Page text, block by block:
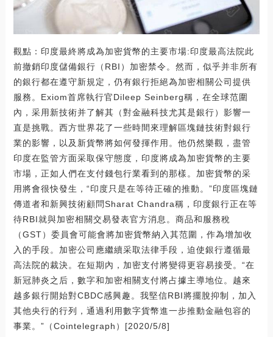
觀點：印度最終將成為加密貨幣的主要市場:印度最高法院此
前撤銷印度儲備銀行（RBI）加密禁令。然而，似乎并非所有
的銀行都在遵守新規定，仍有銀行拒絕為加密相關公司提供
服務。Exiom首席執行官Dileep Seinberg稱，在全球范圍
內，采用新技術并了解其（對金融科技尤其是銀行）影響一
直是挑戰。西方世界花了一些時間來理解區塊鏈技術對銀行
業的影響，以及新貨幣將如何發揮作用。他仍然樂觀，盡管
印度在監管方面采取保守態度，印度將成為加密貨幣的主要
市場，正如人們在支付錢包行業看到的那樣。加密貨幣的采
用將會很快發生，“印度只是在等待正確的推動。”印度區塊鏈
傳道者和新興技術顧問Sharat Chandra稱，印度銀行正在等
待RBI就與加密相關交易發表官方消息。商品和服務稅
（GST）委員會可能會將加密貨幣納入其范圍，作為增加收
入的手段。加密公司應繼續采取法律手段，迫使銀行遵循最
高法院的裁決。在短期內，加密支付將變得更容易接受。“在
新冠肺炎之后，數字和加密相關支付將占據主導地位。越來
越多銀行開始對CBDC感興趣。我堅信RBI將擺脫抑制，加入
其他央行的行列，通過利用數字貨幣進一步推動金融包容的
事業。”（Cointelegraph）[2020/5/8]